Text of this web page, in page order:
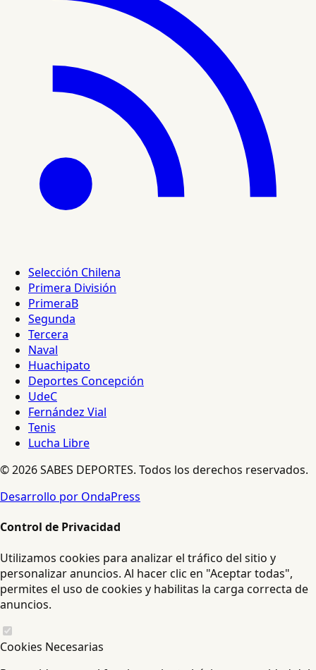
Selección Chilena
Primera División
PrimeraB
Segunda
Tercera
Naval
Huachipato
Deportes Concepción
UdeC
Fernández Vial
Tenis
Lucha Libre
© 2026 SABES DEPORTES. Todos los derechos reservados.
Desarrollo por OndaPress
Control de Privacidad
Utilizamos cookies para analizar el tráfico del sitio y
personalizar anuncios. Al hacer clic en "Aceptar todas",
permites el uso de cookies y habilitas la carga correcta de
anuncios.
Cookies Necesarias